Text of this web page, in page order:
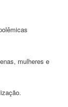
mulheres e